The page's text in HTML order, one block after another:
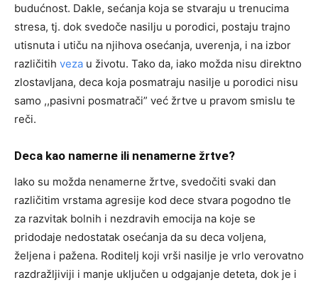
budućnost. Dakle, sećanja koja se stvaraju u trenucima
stresa, tj. dok svedoče nasilju u porodici, postaju trajno
utisnuta i utiču na njihova osećanja, uverenja, i na izbor
različitih veza u životu. Tako da, iako možda nisu direktno
zlostavljana, deca koja posmatraju nasilje u porodici nisu
samo ,,pasivni posmatrači” već žrtve u pravom smislu te
reči.
Deca kao namerne ili nenamerne žrtve?
Iako su možda nenamerne žrtve, svedočiti svaki dan
različitim vrstama agresije kod dece stvara pogodno tle
za razvitak bolnih i nezdravih emocija na koje se
pridodaje nedostatak osećanja da su deca voljena,
željena i pažena. Roditelj koji vrši nasilje je vrlo verovatno
razdražljiviji i manje uključen u odgajanje deteta, dok je i